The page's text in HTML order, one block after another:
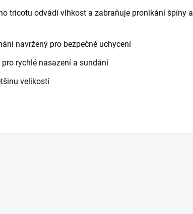
tricotu odvádí vlhkost a zabraňuje pronikání špíny a
navržený pro bezpečné uchycení
rychlé nasazení a sundání
velikostí